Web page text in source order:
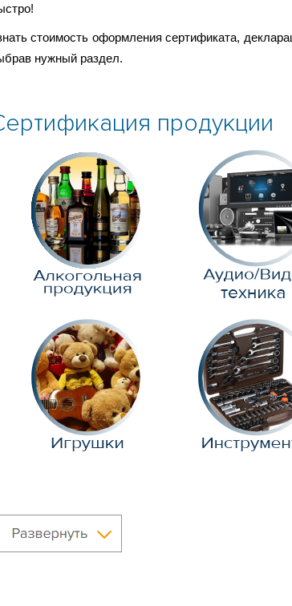
стоимость оформления сертификата,
нужный раздел.
продукции